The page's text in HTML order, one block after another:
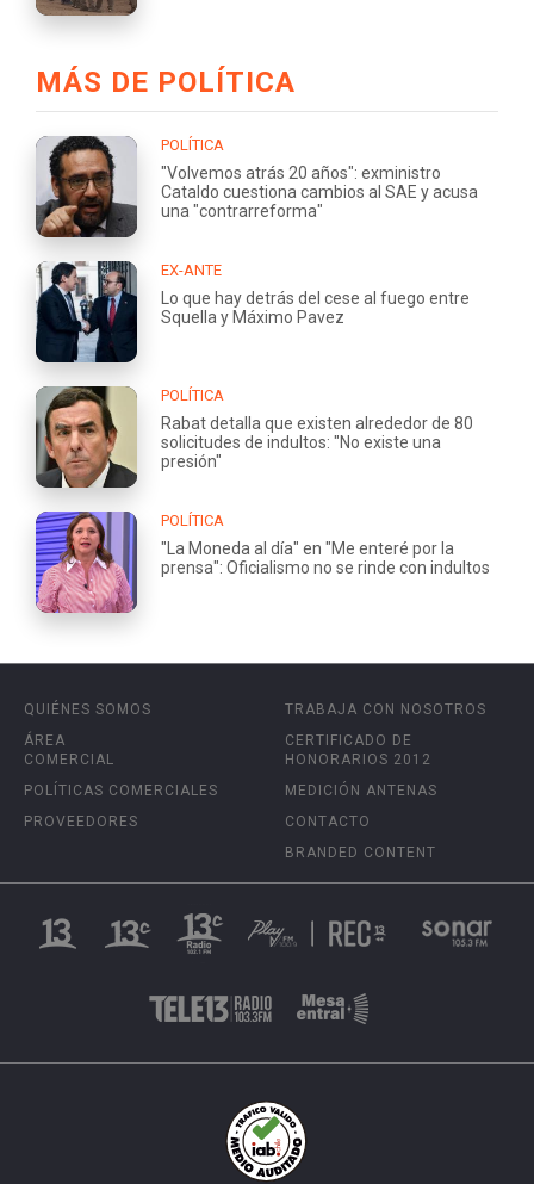
MÁS DE POLÍTICA
POLÍTICA
"Volvemos atrás 20 años": exministro
Cataldo cuestiona cambios al SAE y acusa
una "contrarreforma"
EX-ANTE
Lo que hay detrás del cese al fuego entre
Squella y Máximo Pavez
POLÍTICA
Rabat detalla que existen alrededor de 80
solicitudes de indultos: "No existe una
presión"
POLÍTICA
"La Moneda al día" en "Me enteré por la
prensa": Oficialismo no se rinde con indultos
QUIÉNES SOMOS
ÁREA
COMERCIAL
POLÍTICAS COMERCIALES
PROVEEDORES
TRABAJA CON NOSOTROS
CERTIFICADO DE
HONORARIOS 2012
MEDICIÓN ANTENAS
CONTACTO
BRANDED CONTENT